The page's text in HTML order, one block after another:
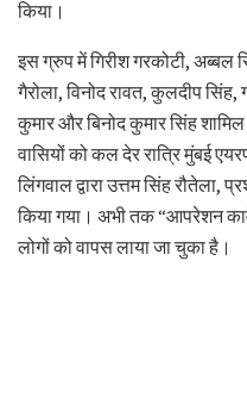
किया।
इस ग्रुप में गिरीश गरकोटी, अब्बल
गैरोला, विनोद रावत, कुलदीप
कुमार और बिनोद कुमार सिंह
वासियों को कल देर रात्रि मुंबई
लिंगवाल द्वारा उत्तम सिंह रौतेला,
किया गया। अभी तक “आपरेशन
लोगों को वापस लाया जा चुका है।